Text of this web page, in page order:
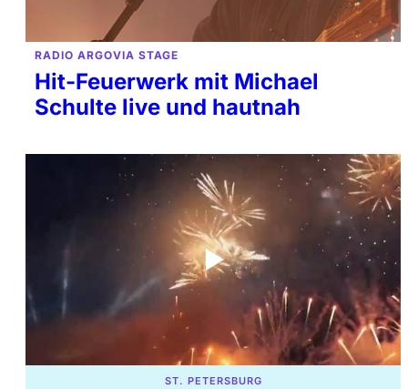
RADIO ARGOVIA STAGE
Hit-Feuerwerk mit Michael
Schulte live und hautnah
ST. PETERSBURG